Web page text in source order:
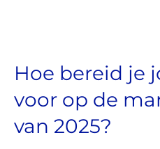
Hoe bereid je
voor op de
van 2025?